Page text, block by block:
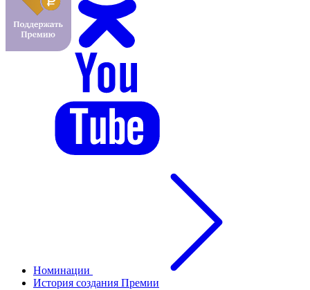
Номинации
История создания Премии